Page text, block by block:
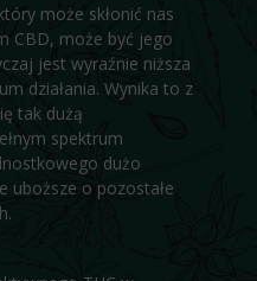
może skłonić nas
CBD, może być jego
jest wyraźnie niższa
działania. Wynika to z
tak dużą
spektrum
dużo
uboższe o pozostałe